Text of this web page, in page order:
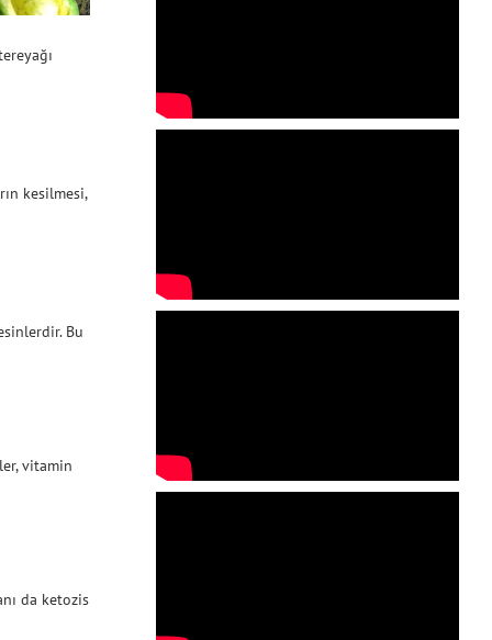
kesilmesi,
Bu
vitamin
da ketozis